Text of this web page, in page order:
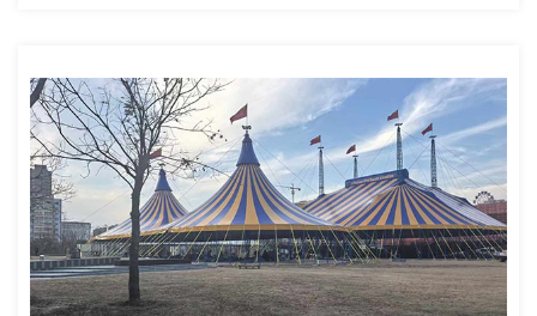
espaciosa carpa para eventos de 40x20 para
satisfacer diversas necesidades. Estas carpas son
muy adaptables, fáciles de montar e ideales
para bodas, exposiciones y eventos corporativos.
Combinando durabilidad y flexibilidad estética,
nuestras carpas para eventos garantizan un
refugio confiable y un atractivo visual mejorado
para cualquier ocasión.